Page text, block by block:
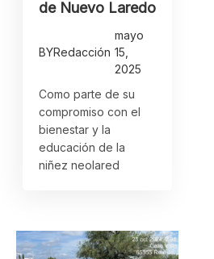
de Nuevo Laredo
BYRedacción
mayo
15,
2025
Como parte de su
compromiso con el
bienestar y la
educación de la
niñez neolared